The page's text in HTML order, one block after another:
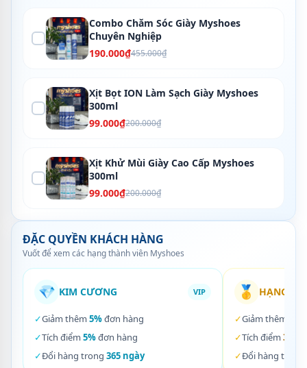
Combo Chăm Sóc Giày Myshoes
Chuyên Nghiệp
190.000₫455.000₫
Xịt Bọt ION Làm Sạch Giày Myshoes
300ml
99.000₫200.000₫
Xịt Khử Mùi Giày Cao Cấp Myshoes
300ml
99.000₫200.000₫
ĐẶC QUYỀN KHÁCH HÀNG
Vuốt để xem các hạng thành viên Myshoes
💎 KIM CƯƠNG VIP
✓Giảm thêm 5%đơn hàng
✓Tích điểm 5%đơn hàng
✓Đổi hàng trong 365 ngày
🥇 HẠNG
✓Giảm thêm
✓Tích điểm 3%
✓Đổi hàng trong